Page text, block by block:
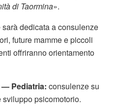
di Taormina».
dedicata a consulenze
future mamme e piccoli
offriranno orientamento
— Pediatria: consulenze su
psicomotorio.